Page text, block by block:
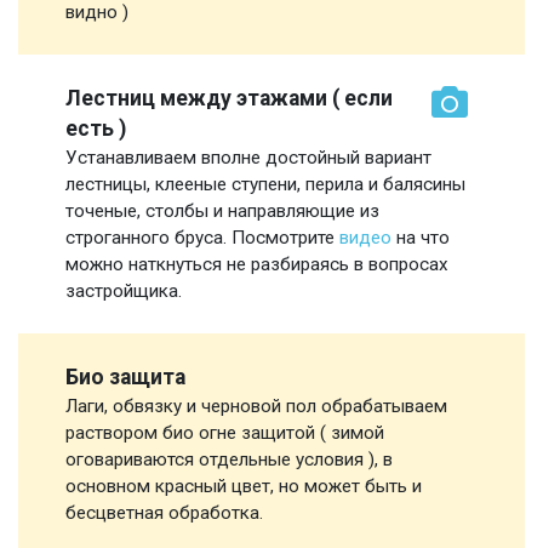
видно )
Лестниц между этажами ( если
есть )
Устанавливаем вполне достойный вариант
лестницы, клееные ступени, перила и балясины
точеные, столбы и направляющие из
строганного бруса. Посмотрите видео на что
можно наткнуться не разбираясь в вопросах
застройщика.
Био защита
Лаги, обвязку и черновой пол обрабатываем
раствором био огне защитой ( зимой
оговариваются отдельные условия ), в
основном красный цвет, но может быть и
бесцветная обработка.